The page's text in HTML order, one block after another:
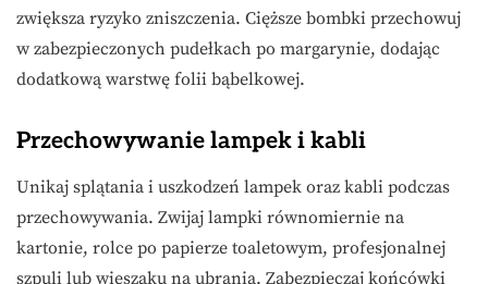
zwiększa ryzyko zniszczenia. Cięższe bombki przechowuj
w zabezpieczonych pudełkach po margarynie, dodając
dodatkową warstwę folii bąbelkowej.
Przechowywanie lampek i kabli
Unikaj splątania i uszkodzeń lampek oraz kabli podczas
przechowywania. Zwijaj lampki równomiernie na
kartonie, rolce po papierze toaletowym, profesjonalnej
szpuli lub wieszaku na ubrania. Zabezpieczaj końcówki